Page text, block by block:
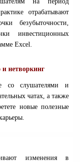
отрабатывают
безубыточности,
инвестиционных
Excel.
и нетворкинг
со слушателями и
чатах, а также
новые полезные
изменения в